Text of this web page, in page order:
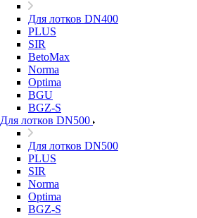
Для лотков DN400
PLUS
SIR
BetoMax
Norma
Optima
BGU
BGZ-S
Для лотков DN500
Для лотков DN500
PLUS
SIR
Norma
Optima
BGZ-S